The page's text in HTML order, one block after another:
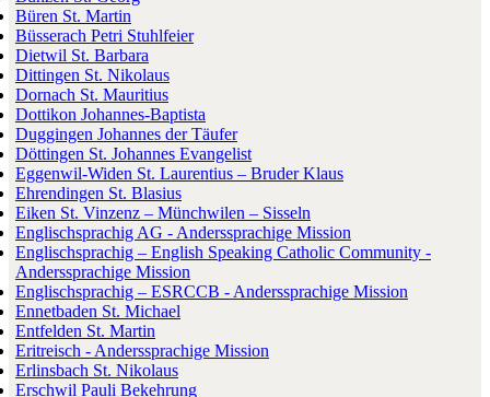
Büren St. Martin
Büsserach Petri Stuhlfeier
Dietwil St. Barbara
Dittingen St. Nikolaus
Dornach St. Mauritius
Dottikon Johannes-Baptista
Duggingen Johannes der Täufer
Döttingen St. Johannes Evangelist
Eggenwil-Widen St. Laurentius – Bruder Klaus
Ehrendingen St. Blasius
Eiken St. Vinzenz – Münchwilen – Sisseln
Englischsprachig AG - Anderssprachige Mission
Englischsprachig – English Speaking Catholic Community -
Anderssprachige Mission
Englischsprachig – ESRCCB - Anderssprachige Mission
Ennetbaden St. Michael
Entfelden St. Martin
Eritreisch - Anderssprachige Mission
Erlinsbach St. Nikolaus
Erschwil Pauli Bekehrung